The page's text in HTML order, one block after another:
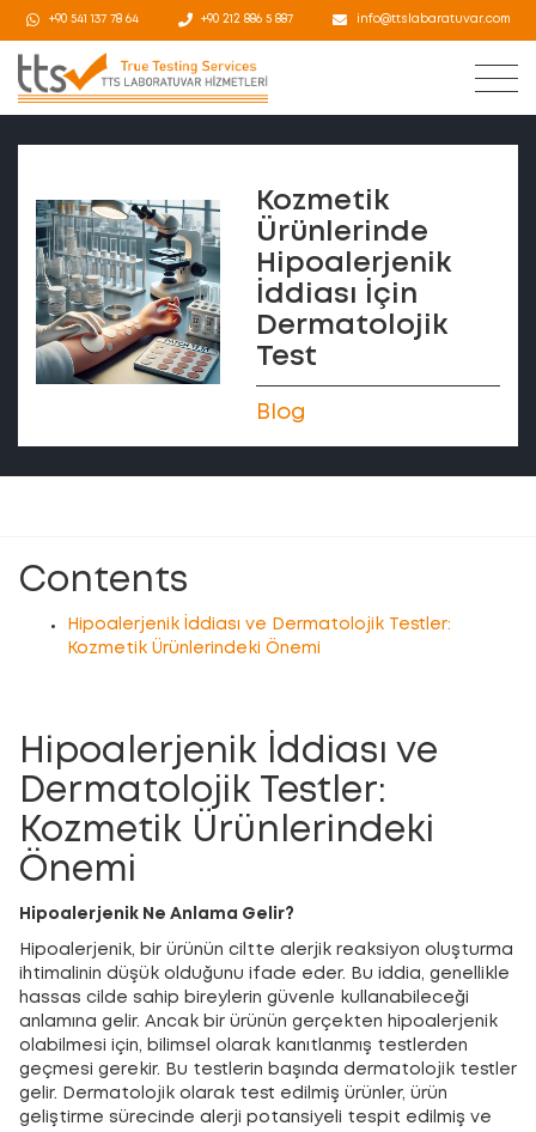
+90 541 137 78 64 +90 212 886 5 887 info@ttslabaratuvar.com
Kozmetik
Ürünlerinde
Hipoalerjenik
İddiası İçin
Dermatolojik
Test
Blog
Contents
Hipoalerjenik İddiası ve Dermatolojik Testler:
Kozmetik Ürünlerindeki Önemi
Hipoalerjenik İddiası ve
Dermatolojik Testler:
Kozmetik Ürünlerindeki
Önemi
Hipoalerjenik Ne Anlama Gelir?
Hipoalerjenik, bir ürünün ciltte alerjik reaksiyon oluşturma
ihtimalinin düşük olduğunu ifade eder. Bu iddia, genellikle
hassas cilde sahip bireylerin güvenle kullanabileceği
anlamına gelir. Ancak bir ürünün gerçekten hipoalerjenik
olabilmesi için, bilimsel olarak kanıtlanmış testlerden
geçmesi gerekir. Bu testlerin başında dermatolojik testler
gelir. Dermatolojik olarak test edilmiş ürünler, ürün
geliştirme sürecinde alerji potansiyeli tespit edilmiş ve